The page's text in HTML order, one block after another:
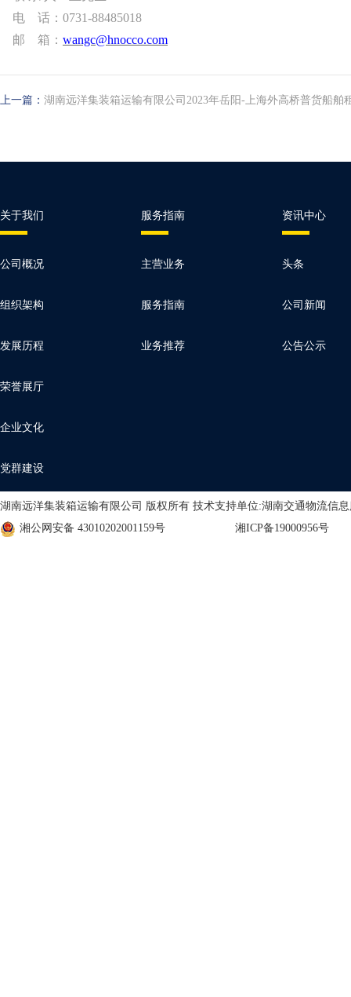
电
话： 0731-88485018
邮
箱： wangc@hnocco.com
上一篇： 湖南远洋集装箱运输有限公司2023年岳阳-上海外高桥普货船舶
关于我们 服务指南 资讯中心
公司概况 主营业务 头条
组织架构 服务指南 公司新闻
发展历程 业务推荐 公告公示
荣誉展厅
企业文化
党群建设
湖南远洋集装箱运输有限公司 版权所有 技术支持单位:湖南交通物流信
湘公网安备 43010202001159号
湘ICP备19000956号